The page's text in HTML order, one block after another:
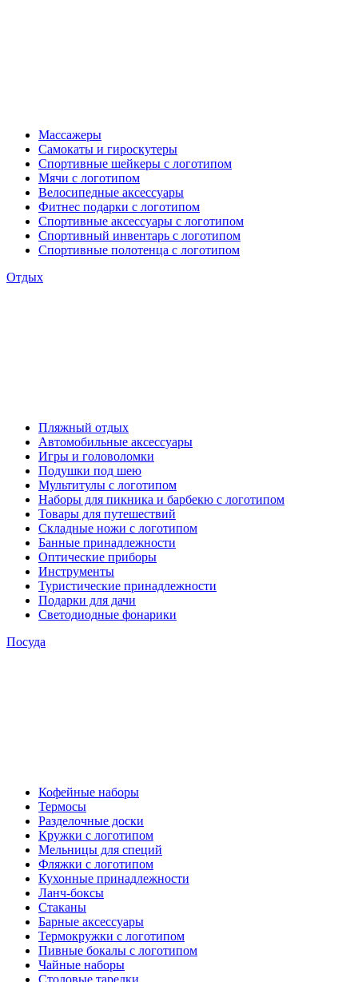
Массажеры
Самокаты и гироскутеры
Спортивные шейкеры с логотипом
Мячи с логотипом
Велосипедные аксессуары
Фитнес подарки с логотипом
Спортивные аксессуары с логотипом
Спортивный инвентарь с логотипом
Спортивные полотенца с логотипом
Отдых
Пляжный отдых
Автомобильные аксессуары
Игры и головоломки
Подушки под шею
Мультитулы с логотипом
Наборы для пикника и барбекю с логотипом
Товары для путешествий
Складные ножи с логотипом
Банные принадлежности
Оптические приборы
Инструменты
Туристические принадлежности
Подарки для дачи
Светодиодные фонарики
Посуда
Кофейные наборы
Термосы
Разделочные доски
Кружки с логотипом
Мельницы для специй
Фляжки с логотипом
Кухонные принадлежности
Ланч-боксы
Стаканы
Барные аксессуары
Термокружки с логотипом
Пивные бокалы с логотипом
Чайные наборы
Столовые тарелки